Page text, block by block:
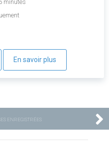
minutes
En savoir plus
ENREGISTRÉES